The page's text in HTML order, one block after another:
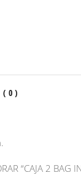
(0)
“CAJA 2 BAG